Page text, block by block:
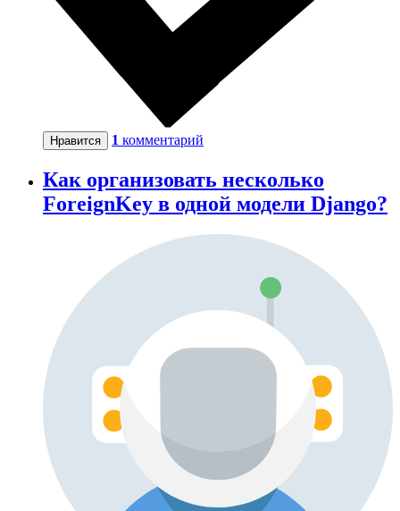
Нравится 1 комментарий
Как организовать несколько
ForeignKey в одной модели Django?